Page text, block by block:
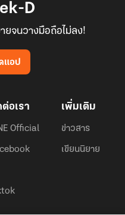
D
จนวางมือถือไม่ลง!
แอป
อเรา
Official
เพิ่มเติม
ข่าวสาร
เขียนนิยาย